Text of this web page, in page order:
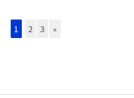
1 2 3 »